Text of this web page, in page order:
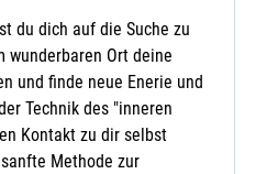
du dich auf die Suche zu
wunderbaren Ort deine
und finde neue Enerie und
Technik des "inneren
Kontakt zu dir selbst
Methode zur